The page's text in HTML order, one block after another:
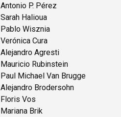
Antonio P. Pérez
Sarah Halioua
Pablo Wisznia
Verónica Cura
Alejandro Agresti
Mauricio Rubinstein
Paul Michael Van Brugge
Alejandro Brodersohn
Floris Vos
Mariana Brik